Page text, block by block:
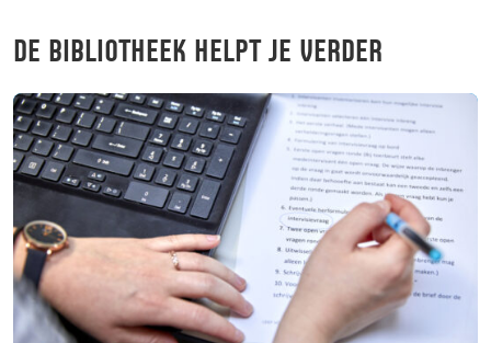
DE BIBLIOTHEEK HELPT JE VERDER